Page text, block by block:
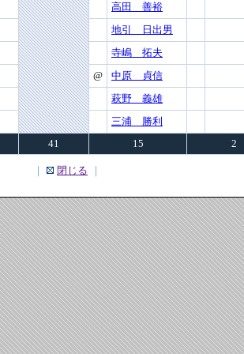
高田 善裕
地引 日出男
寺嶋 拓夫
@
中原 貞信
萩野 義雄
三浦 勝利
41 15 2
｜ 閉じる ｜